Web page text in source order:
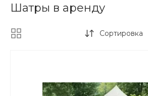
Шатры в аренду
Сортировка